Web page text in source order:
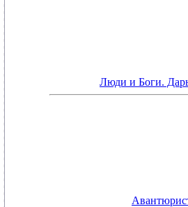
Люди и Боги.